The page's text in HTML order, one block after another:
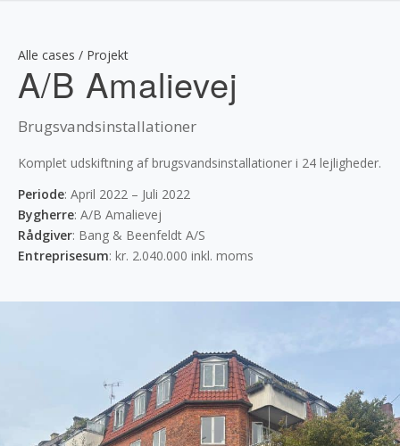
Alle cases / Projekt
A/B Amalievej
Brugsvandsinstallationer
Komplet udskiftning af brugsvandsinstallationer i 24 lejligheder.
Periode: April 2022 – Juli 2022
Bygherre: A/B Amalievej
Rådgiver: Bang & Beenfeldt A/S
Entreprisesum: kr. 2.040.000 inkl. moms